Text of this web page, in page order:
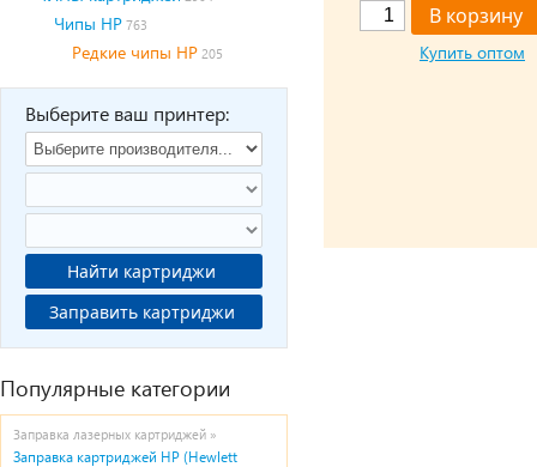
Чипы HP 763
Редкие чипы HP 205
Выберите ваш принтер:
Найти картриджи
Заправить картриджи
Популярные категории
Заправка лазерных картриджей »
Заправка картриджей HP (Hewlett
Купить оптом